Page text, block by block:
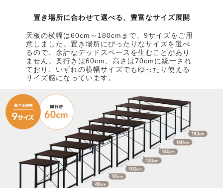
置き場所に合わせて選べる、豊富なサイズ展開
天板の横幅は60cm～180cmまで、9サイズをご用
意しました。置き場所にぴったりなサイズを選べ
るので、余計なデッドスペースを生むことがあり
ません。奥行きは60cm、高さは70cmに統一され
ており、いずれの横幅サイズでもゆったり使える
サイズ感になっています。